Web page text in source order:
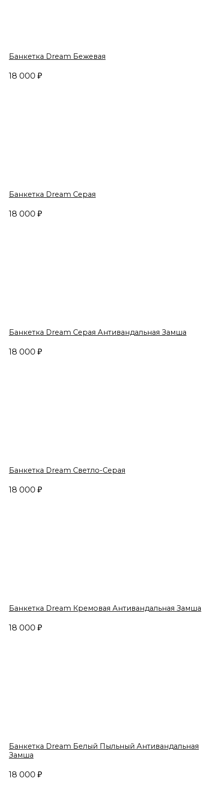
Банкетка Dream Бежевая
18 000 ₽
Банкетка Dream Серая
18 000 ₽
Банкетка Dream Серая Антивандальная Замша
18 000 ₽
Банкетка Dream Светло-Серая
18 000 ₽
Банкетка Dream Кремовая Антивандальная Замша
18 000 ₽
Банкетка Dream Белый Пыльный Антивандальная
Замша
18 000 ₽